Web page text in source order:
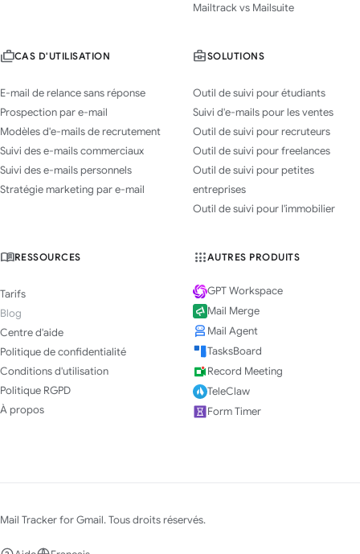
Mailtrack vs Mailsuite
CAS D'UTILISATION
E-mail de relance sans réponse
Prospection par e-mail
Modèles d'e-mails de recrutement
Suivi des e-mails commerciaux
Suivi des e-mails personnels
Stratégie marketing par e-mail
SOLUTIONS
Outil de suivi pour étudiants
Suivi d'e-mails pour les ventes
Outil de suivi pour recruteurs
Outil de suivi pour freelances
Outil de suivi pour petites
entreprises
Outil de suivi pour l'immobilier
RESSOURCES
Tarifs
Blog
Centre d'aide
Politique de confidentialité
Conditions d'utilisation
Politique RGPD
À propos
AUTRES PRODUITS
GPT Workspace
Mail Merge
Mail Agent
TasksBoard
Record Meeting
TeleClaw
Form Timer
Mail Tracker for Gmail. Tous droits réservés.